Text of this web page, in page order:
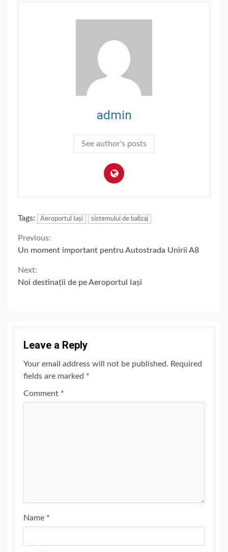
admin
See author's posts
Tags: Aeroportul Iași sistemului de balizaj
Continue
Reading
Previous:
Un moment important pentru Autostrada Unirii A8
Next:
Noi destinații de pe Aeroportul Iași
Leave a Reply
Your email address will not be published. Required
fields are marked *
Comment *
Name *